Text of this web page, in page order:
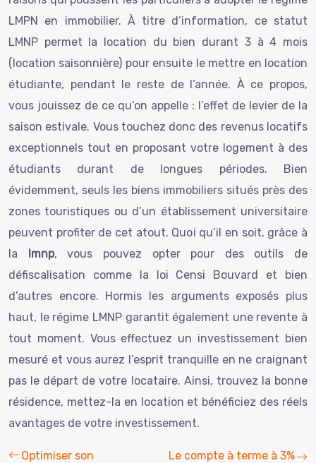
LMPN en immobilier. À titre d’information, ce statut
LMNP permet la location du bien durant 3 à 4 mois
(location saisonnière) pour ensuite le mettre en location
étudiante, pendant le reste de l’année. À ce propos,
vous jouissez de ce qu’on appelle : l’effet de levier de la
saison estivale. Vous touchez donc des revenus locatifs
exceptionnels tout en proposant votre logement à des
étudiants durant de longues périodes. Bien
évidemment, seuls les biens immobiliers situés près des
zones touristiques ou d’un établissement universitaire
peuvent profiter de cet atout. Quoi qu’il en soit, grâce à
la lmnp, vous pouvez opter pour des outils de
défiscalisation comme la loi Censi Bouvard et bien
d’autres encore. Hormis les arguments exposés plus
haut, le régime LMNP garantit également une revente à
tout moment. Vous effectuez un investissement bien
mesuré et vous aurez l’esprit tranquille en ne craignant
pas le départ de votre locataire. Ainsi, trouvez la bonne
résidence, mettez-la en location et bénéficiez des réels
avantages de votre investissement.
Optimiser son
Le compte à terme à 3%